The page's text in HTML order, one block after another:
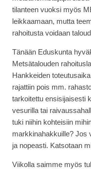
tilanteen vuoksi myös
leikkaamaan, mutta
rahoitusta voidaan
Tänään Eduskunta
Metsätalouden
Hankkeiden
rajattiin pois mm.
tarkoitettu ensisijaisesti
vesurilla tai
tuki niihin kohteisiin
markkinahakkuille? Jos
ja nopeasti. Katsotaan
Viikolla saimme myös